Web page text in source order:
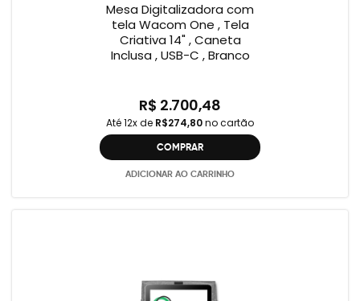
Mesa Digitalizadora com
tela Wacom One , Tela
Criativa 14" , Caneta
Inclusa , USB-C , Branco
R$ 2.700,48
Até 12x de R$274,80no cartão
COMPRAR
ADICIONAR AO CARRINHO